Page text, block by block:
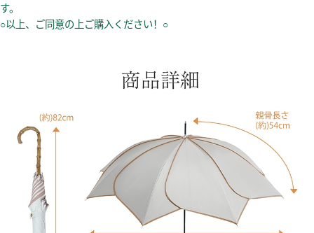
す。
○以上、ご同意の上ご購入ください！○